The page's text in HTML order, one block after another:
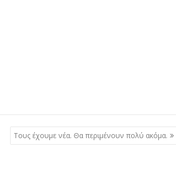
Τους έχουμε νέα. Θα περιμένουν πολύ ακόμα.